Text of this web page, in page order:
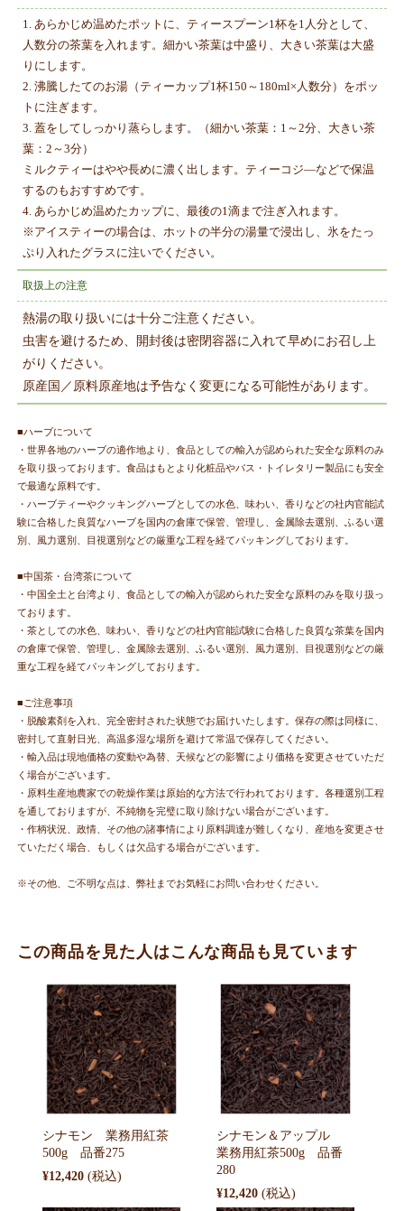
1. あらかじめ温めたポットに、ティースプーン1杯を1人分として、
人数分の茶葉を入れます。細かい茶葉は中盛り、大きい茶葉は大盛
りにします。
2. 沸騰したてのお湯（ティーカップ1杯150～180ml×人数分）をポッ
トに注ぎます。
3. 蓋をしてしっかり蒸らします。（細かい茶葉：1～2分、大きい茶
葉：2～3分）
ミルクティーはやや長めに濃く出します。ティーコジ―などで保温
するのもおすすめです。
4. あらかじめ温めたカップに、最後の1滴まで注ぎ入れます。
※アイスティーの場合は、ホットの半分の湯量で浸出し、氷をたっ
ぷり入れたグラスに注いでください。
取扱上の注意
熱湯の取り扱いには十分ご注意ください。
虫害を避けるため、開封後は密閉容器に入れて早めにお召し上
がりください。
原産国／原料原産地は予告なく変更になる可能性があります。
■ハーブについて
・世界各地のハーブの適作地より、食品としての輸入が認められた安全な原料のみ
を取り扱っております。食品はもとより化粧品やバス・トイレタリー製品にも安全
で最適な原料です。
・ハーブティーやクッキングハーブとしての水色、味わい、香りなどの社内官能試
験に合格した良質なハーブを国内の倉庫で保管、管理し、金属除去選別、ふるい選
別、風力選別、目視選別などの厳重な工程を経てパッキングしております。
■中国茶・台湾茶について
・中国全土と台湾より、食品としての輸入が認められた安全な原料のみを取り扱っ
ております。
・茶としての水色、味わい、香りなどの社内官能試験に合格した良質な茶葉を国内
の倉庫で保管、管理し、金属除去選別、ふるい選別、風力選別、目視選別などの厳
重な工程を経てパッキングしております。
■ご注意事項
・脱酸素剤を入れ、完全密封された状態でお届けいたします。保存の際は同様に、
密封して直射日光、高温多湿な場所を避けて常温で保存してください。
・輸入品は現地価格の変動や為替、天候などの影響により価格を変更させていただ
く場合がございます。
・原料生産地農家での乾燥作業は原始的な方法で行われております。各種選別工程
を通しておりますが、不純物を完璧に取り除けない場合がございます。
・作柄状況、政情、その他の諸事情により原料調達が難しくなり、産地を変更させ
ていただく場合、もしくは欠品する場合がございます。
※その他、ご不明な点は、弊社までお気軽にお問い合わせください。
この商品を見た人はこんな商品も見ています
シナモン 業務用紅茶
500g 品番275
¥12,420
シナモン＆アップル
業務用紅茶500g 品番
280
¥12,420